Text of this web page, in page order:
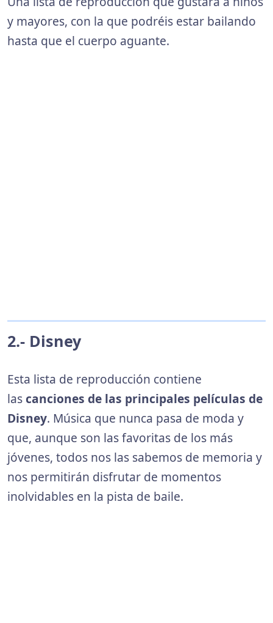
y mayores, con la que podréis estar bailando
hasta que el cuerpo aguante.
2.- Disney
Esta lista de reproducción contiene
las canciones de las principales películas de
Disney. Música que nunca pasa de moda y
que, aunque son las favoritas de los más
jóvenes, todos nos las sabemos de memoria y
nos permitirán disfrutar de momentos
inolvidables en la pista de baile.